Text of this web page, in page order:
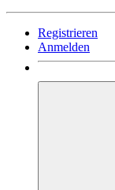
Registrieren
Anmelden